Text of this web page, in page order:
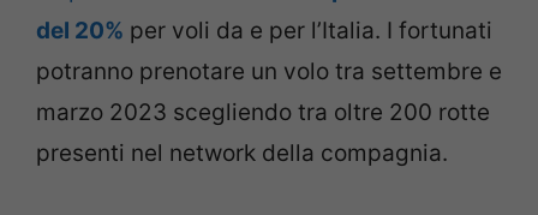
del 20% per voli da e per l’Italia. I fortunati
potranno prenotare un volo tra settembre e
marzo 2023 scegliendo tra oltre 200 rotte
presenti nel network della compagnia.